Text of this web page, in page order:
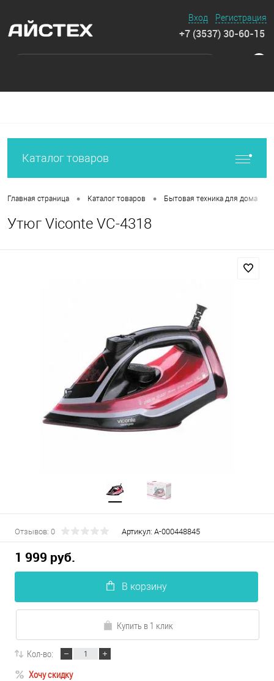
Вход Регистрация
+7 (3537) 30-60-15
Каталог товаров
Главная страница • Каталог товаров • Бытовая техника для дома
Утюг Viconte VC-4318
Отзывов: 0 Артикул: А-000448845
1 999 руб.
В корзину
Купить в 1 клик
Кол-во:
Хочу скидку